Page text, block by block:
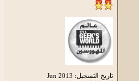
تاريخ التسجيل: Jun 2013